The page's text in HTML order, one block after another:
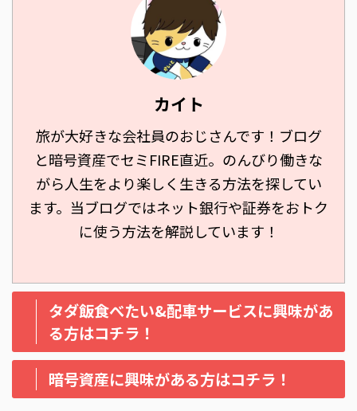
カイト
旅が大好きな会社員のおじさんです！ブログ
と暗号資産でセミFIRE直近。のんびり働きな
がら人生をより楽しく生きる方法を探してい
ます。当ブログではネット銀行や証券をおトク
に使う方法を解説しています！
タダ飯食べたい&配車サービスに興味があ
る方はコチラ！
暗号資産に興味がある方はコチラ！